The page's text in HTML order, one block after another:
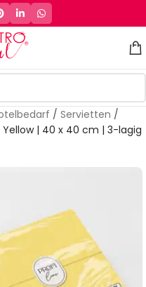
/ Servietten /
| 40 x 40 cm | 3-lagig